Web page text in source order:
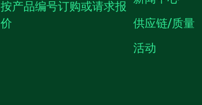
按产品编号订购或请求报
价
供应链/质量
活动